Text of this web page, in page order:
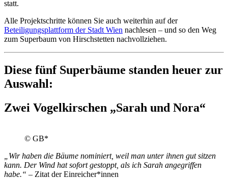
statt.
Alle Projektschritte können Sie auch weiterhin auf der
Beteiligungsplattform der Stadt Wien nachlesen – und so den Weg
zum Superbaum von Hirschstetten nachvollziehen.
Diese fünf Superbäume standen heuer zur
Auswahl:
Zwei Vogelkirschen „Sarah und Nora“
© GB*
„Wir haben die Bäume nominiert, weil man unter ihnen gut sitzen
kann. Der Wind hat sofort gestoppt, als ich Sarah angegriffen
habe.“ – Zitat der Einreicher*innen